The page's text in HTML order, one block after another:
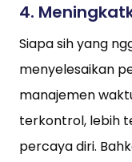
4.
Siapa sih yang
menyelesaikan
manajemen
terkontrol, lebih
percaya diri.